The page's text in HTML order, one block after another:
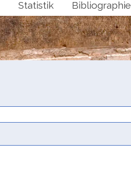
Statistik Bibliographie